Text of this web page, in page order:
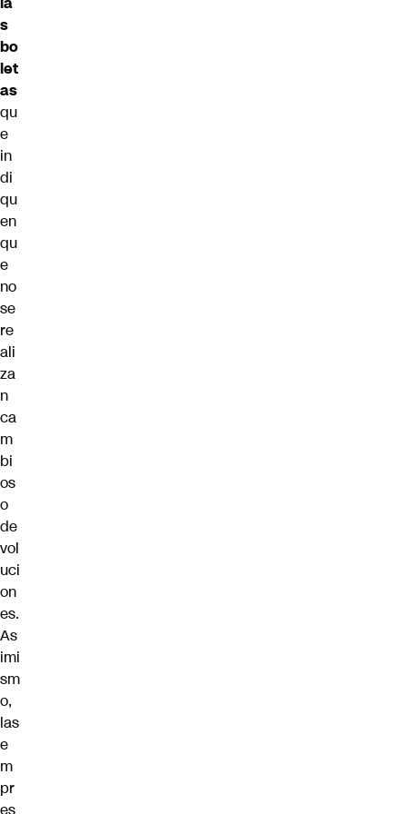
s
bo
let
as
qu
e
in
di
qu
en
qu
e
no
se
re
ali
za
n
ca
m
bi
os
o
de
vol
uci
on
es.
As
imi
sm
o,
las
e
m
pr